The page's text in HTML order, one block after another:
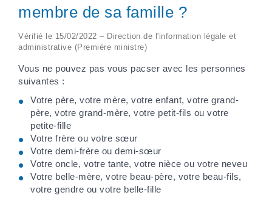
membre de sa famille ?
Vérifié le 15/02/2022 – Direction de l'information légale et
administrative (Première ministre)
Vous ne pouvez pas vous pacser avec les personnes
suivantes :
Votre père, votre mère, votre enfant, votre grand-
père, votre grand-mère, votre petit-fils ou votre
petite-fille
Votre frère ou votre sœur
Votre demi-frère ou demi-sœur
Votre oncle, votre tante, votre nièce ou votre neveu
Votre belle-mère, votre beau-père, votre beau-fils,
votre gendre ou votre belle-fille